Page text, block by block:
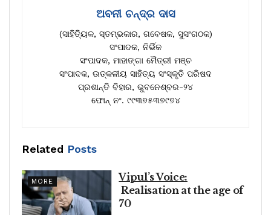
ଅବନୀ ଚନ୍ଦ୍ର ଦାସ
(ସାହିତ୍ୟିକ, ସ୍ତମ୍ଭକାର, ଗବେଷକ, ସୁସଂଗଠକ)
ସଂପାଦକ, ନିର୍ଭିକ
ସଂପାଦକ, ମାହାଙ୍ଗା ମୈତ୍ରୀ ମଞ୍ଚ
ସଂପାଦକ, ଉତ୍କଳୀୟ ସାହିତ୍ୟ ସଂସ୍କୃତି ପରିଷଦ
ପ୍ରଶାନ୍ତି ବିହାର, ଭୁବନେଶ୍ବର-୨୪
ଫୋନ୍ ନଂ. ୯୯୩୭୫୩୭୯୭୪
Related Posts
MORE
Vipul’s Voice:
Realisation at the age of
70